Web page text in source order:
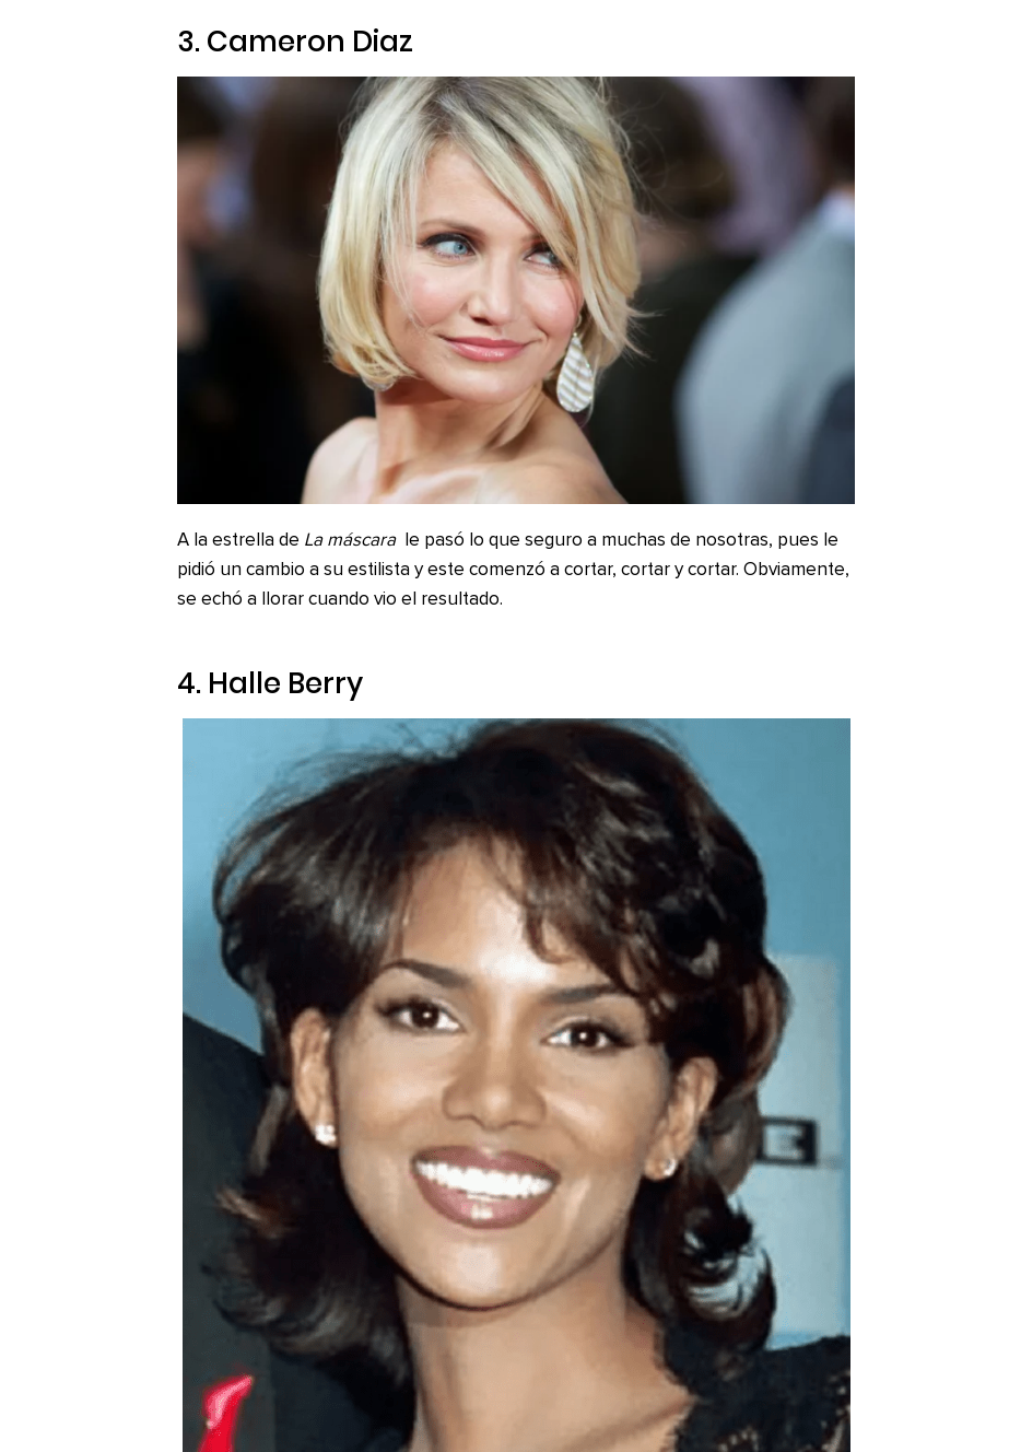
3. Cameron Diaz
A la estrella de La máscara
le pasó lo que seguro a muchas de nosotras, pues le
pidió un cambio a su estilista y este comenzó a cortar, cortar y cortar. Obviamente,
se echó a llorar cuando vio el resultado.
4. Halle Berry